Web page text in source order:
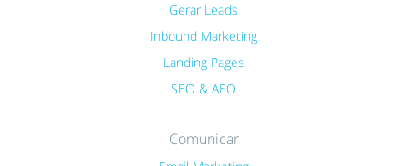
Gerar Leads
Inbound Marketing
Landing Pages
SEO & AEO
Comunicar